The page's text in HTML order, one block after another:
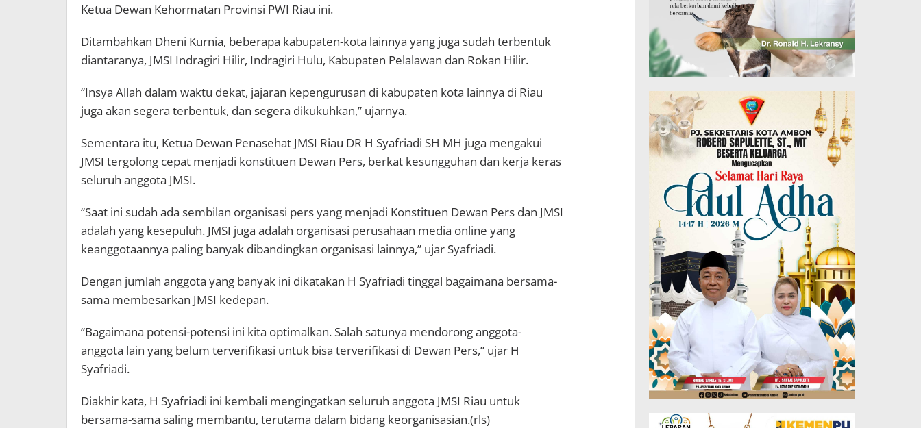
Ketua Dewan Kehormatan Provinsi PWI Riau ini.
Ditambahkan Dheni Kurnia, beberapa kabupaten-kota lainnya yang juga sudah terbentuk
diantaranya, JMSI Indragiri Hilir, Indragiri Hulu, Kabupaten Pelalawan dan Rokan Hilir.
“Insya Allah dalam waktu dekat, jajaran kepengurusan di kabupaten kota lainnya di Riau
juga akan segera terbentuk, dan segera dikukuhkan,” ujarnya.
Sementara itu, Ketua Dewan Penasehat JMSI Riau DR H Syafriadi SH MH juga mengakui
JMSI tergolong cepat menjadi konstituen Dewan Pers, berkat kesungguhan dan kerja keras
seluruh anggota JMSI.
“Saat ini sudah ada sembilan organisasi pers yang menjadi Konstituen Dewan Pers dan JMSI
adalah yang kesepuluh. JMSI juga adalah organisasi perusahaan media online yang
keanggotaannya paling banyak dibandingkan organisasi lainnya,” ujar Syafriadi.
Dengan jumlah anggota yang banyak ini dikatakan H Syafriadi tinggal bagaimana bersama-
sama membesarkan JMSI kedepan.
“Bagaimana potensi-potensi ini kita optimalkan. Salah satunya mendorong anggota-
anggota lain yang belum terverifikasi untuk bisa terverifikasi di Dewan Pers,” ujar H
Syafriadi.
Diakhir kata, H Syafriadi ini kembali mengingatkan seluruh anggota JMSI Riau untuk
bersama-sama saling membantu, terutama dalam bidang keorganisasian.(rls)